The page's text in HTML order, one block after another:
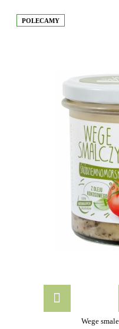
POLECAMY
Wege